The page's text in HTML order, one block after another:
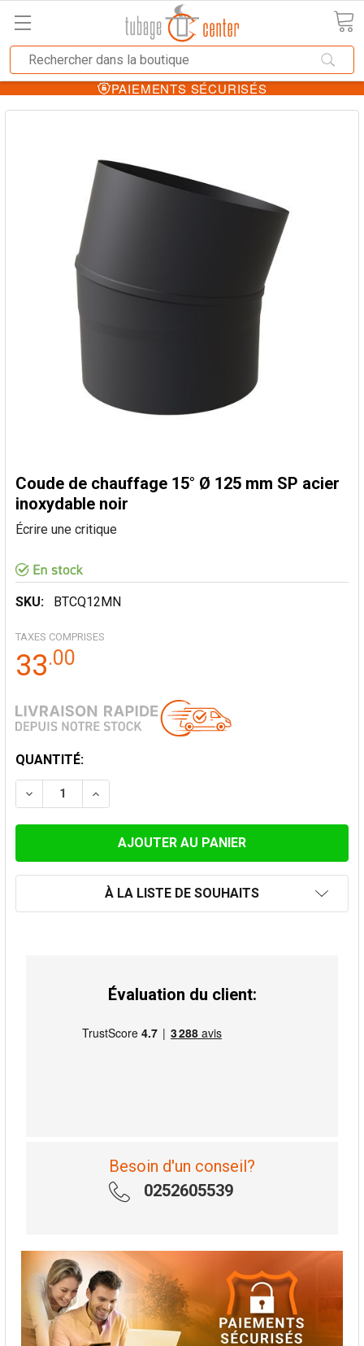
PAIEMENTS SÉCURISÉS
Coude de chauffage 15° Ø 125 mm SP acier
inoxydable noir
Écrire une critique
SKU: BTCQ12MN
TAXES COMPRISES
33.00
STOCK
ACTUEL:
QUANTITÉ:
DIMINUER LA QUANTITÉ DE COUDE DE CHAUFFAGE
AUGMENTER LA QUANTITÉ DE COUDE DE
À LA LISTE DE SOUHAITS
Évaluation du client:
Besoin d'un conseil?
0252605539